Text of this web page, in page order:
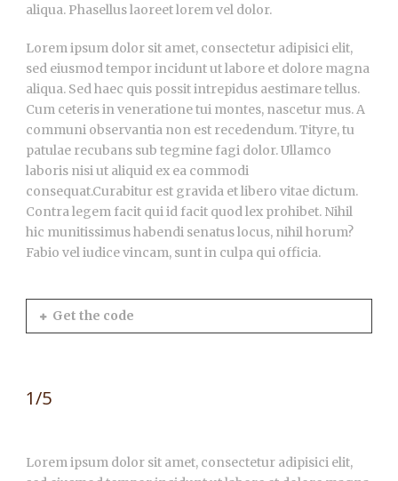
aliqua. Phasellus laoreet lorem vel dolor.
Lorem ipsum dolor sit amet, consectetur adipisici elit,
sed eiusmod tempor incidunt ut labore et dolore magna
aliqua. Sed haec quis possit intrepidus aestimare tellus.
Cum ceteris in veneratione tui montes, nascetur mus. A
communi observantia non est recedendum. Tityre, tu
patulae recubans sub tegmine fagi dolor. Ullamco
laboris nisi ut aliquid ex ea commodi
consequat.Curabitur est gravida et libero vitae dictum.
Contra legem facit qui id facit quod lex prohibet. Nihil
hic munitissimus habendi senatus locus, nihil horum?
Fabio vel iudice vincam, sunt in culpa qui officia.
Get the code
1/5
Lorem ipsum dolor sit amet, consectetur adipisici elit,